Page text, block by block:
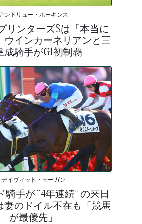
ンドリュー・ホーキンス
リンターズSは「本当に
ウインカーネリアンと三
成騎手がG1初制覇
デイヴィッド・モーガン
騎手が “4年連続” の来日
妻のドイル不在も「競馬
が最優先」